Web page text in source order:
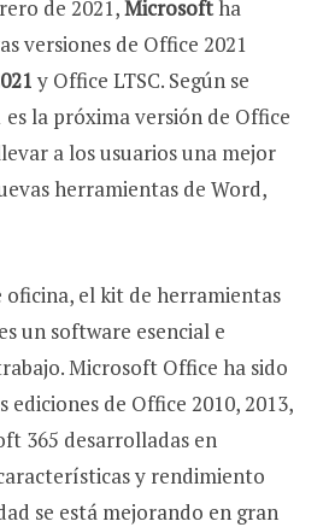
de 2021,Microsoftha
versiones de Office 2021
y Office LTSC. Según se
la próxima versión de Office
a los usuarios una mejor
herramientas de Word,
oficina, el kit de herramientas
un software esencial e
Microsoft Office ha sido
ediciones de Office 2010, 2013,
365 desarrolladas en
y rendimiento
se está mejorando en gran